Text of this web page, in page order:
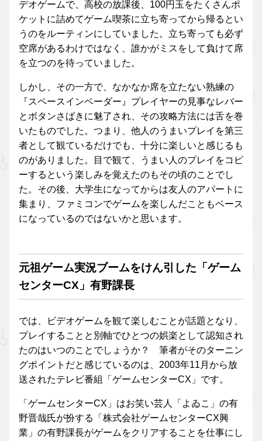
デオゲームで、高校の放課後、100円玉をたくさんポ
ケットに詰めてゲーム喫茶に立ち寄ってから帰るとい
うのをルーティンにしていました。立ち寄っても必ず
空席があるわけではなく、誰かがミスをして負けて席
を立つのを待っていました。
しかし、その一方で、なかなか席を立たない熟練の
『スペースインベーダー』プレイヤーの見事なレバー
とボタンさばきに魅了され、その攻略方法には舌を巻
いたものでした。つまり、他人のうまいプレイを第三
者として観ているだけでも、十分に楽しいと感じるも
のがありました。目で観て、うまい人のプレイをコピ
ーするという楽しみを覚えたのもその頃のことでし
た。その後、大学生になってからは友人のアパートに
集まり、ファミコンでゲームを楽しんだこともベース
になっているのではないかと思います。
元祖ゲーム実況ブームをけん引した「ゲーム
センターCX」有野課長
では、ビデオゲームを観て楽しむことが話題となり、
プレイすることと別軸でひとつの娯楽として認知され
たのはいつのことでしょうか？ 筆者がそのターニン
グポイントだと感じているのは、2003年11月から放
送されたテレビ番組「ゲームセンターCX」です。
「ゲームセンターCX」はお笑い芸人「よゐこ」の有
野晋哉氏が扮する「株式会社ゲームセンターCX興
業」の有野課長がゲームをクリアすることを仕事にし